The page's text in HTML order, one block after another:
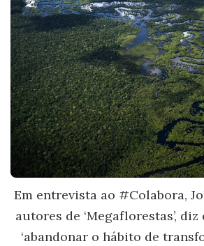
Em entrevista ao #Colabora,
autores de ‘Megaflorestas’,
‘abandonar o hábito de